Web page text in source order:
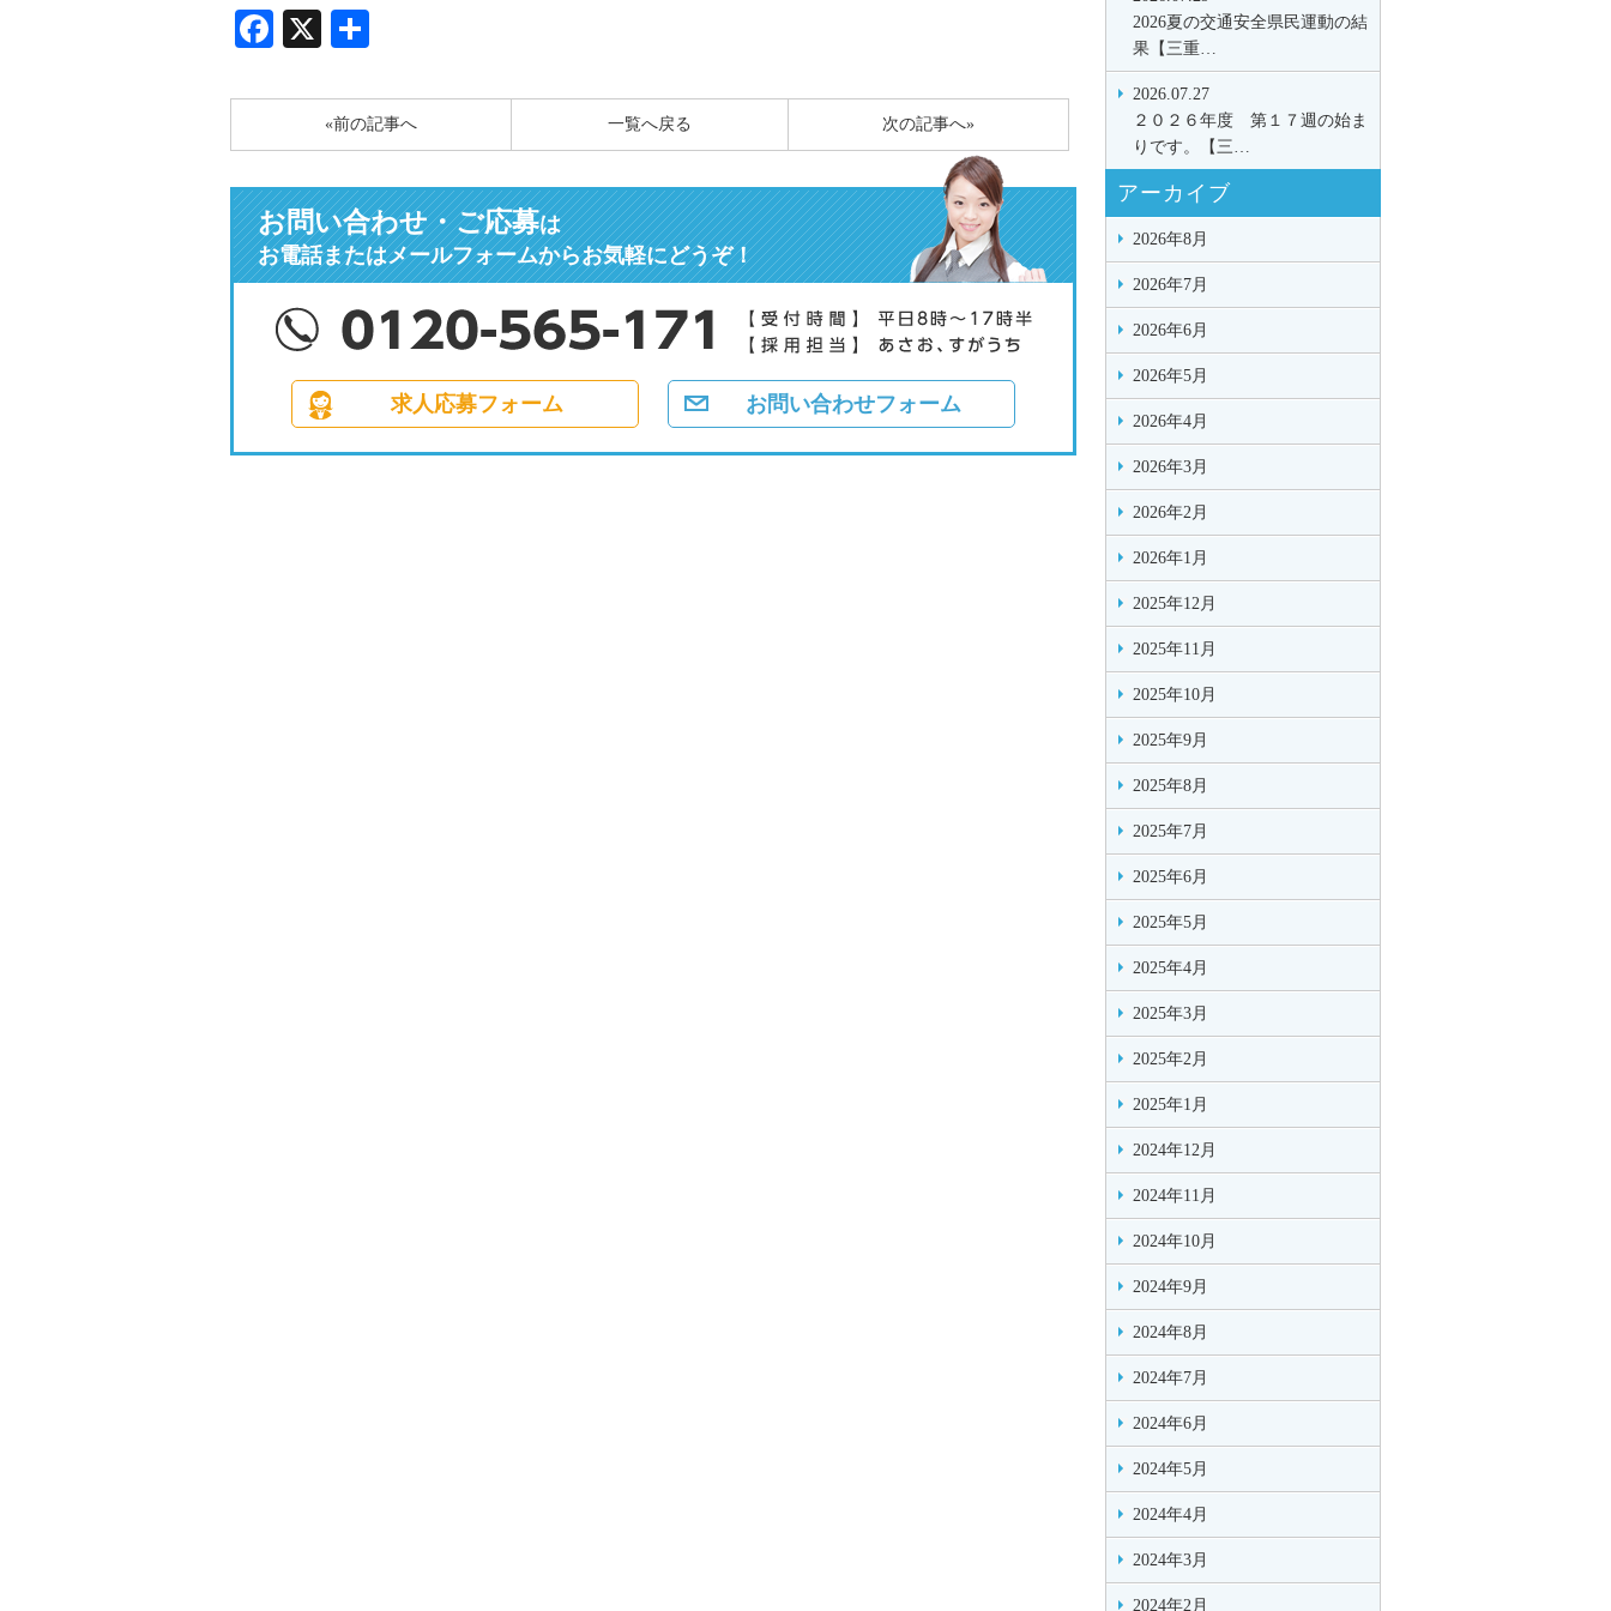
Facebook
X
«前の記事へ 次の記事へ»
一覧へ戻る
お問い合わせ・ご応募は
お電話またはメールフォームからお気軽にどうぞ！
求人応募フォーム お問い合わせフォーム
2026夏の交通安全県民運動の結
果【三重…
2026.07.27
２０２６年度 第１７週の始ま
りです。【三…
アーカイブ
2026年8月
2026年7月
2026年6月
2026年5月
2026年4月
2026年3月
2026年2月
2026年1月
2025年12月
2025年11月
2025年10月
2025年9月
2025年8月
2025年7月
2025年6月
2025年5月
2025年4月
2025年3月
2025年2月
2025年1月
2024年12月
2024年11月
2024年10月
2024年9月
2024年8月
2024年7月
2024年6月
2024年5月
2024年4月
2024年3月
2024年2月